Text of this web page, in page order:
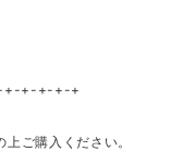
+-+-+-+
ご購入ください。